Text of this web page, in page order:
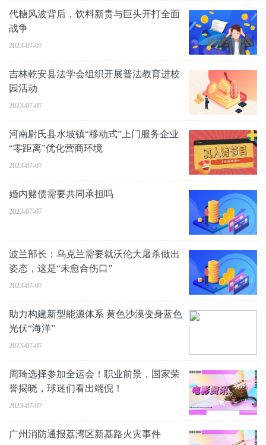
代糖风波背后，饮料新贵与巨头开打全面
战争
2023-07-07
吉林乾安县法学会组织开展普法教育进校
园活动
2023-07-07
河南尉氏县水坡镇“移动式”上门服务企业
“零距离”优化营商环境
2023-07-07
婚内赌债需要共同承担吗
2023-07-07
波兰部长：乌克兰需要就沃伦大屠杀做出
姿态，这是“未愈合伤口”
2023-07-07
助力构建新型能源体系 黄色沙漠变身蓝色
光伏“海洋”
2023-07-07
周琦选择参加全运会！职业前景，国家荣
誉揭晓，球迷们看出端倪！
2023-07-07
广州消防通报荔湾区新基路火灾事件